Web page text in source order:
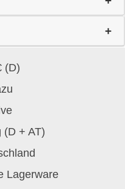
(D)
(D + AT)
Lagerware